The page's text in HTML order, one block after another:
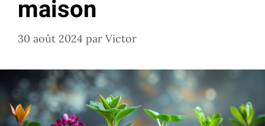
maison
30 août 2024 par Victor